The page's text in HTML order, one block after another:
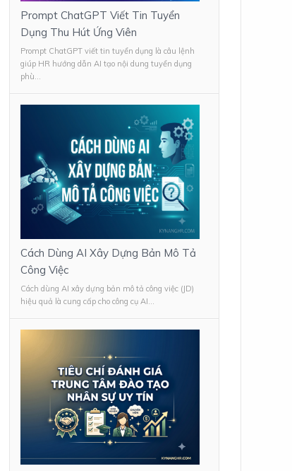
Prompt ChatGPT Viết Tin Tuyển
Dụng Thu Hút Ứng Viên
Prompt ChatGPT viết tin tuyển dụng là câu lệnh
giúp HR hướng dẫn AI tạo nội dung tuyển dụng
phù...
Cách Dùng AI Xây Dựng Bản Mô Tả
Công Việc
Cách dùng AI xây dựng bản mô tả công việc (JD)
hiệu quả là cung cấp cho công cụ AI...